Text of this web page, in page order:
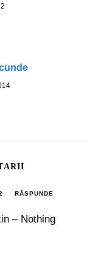
RĂSPUNDE
– Nothing